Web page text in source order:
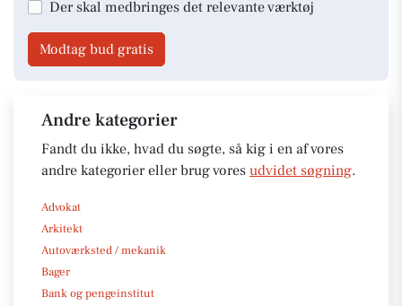
Der skal medbringes det relevante værktøj
Modtag bud gratis
Andre kategorier
Fandt du ikke, hvad du søgte, så kig i en af vores
andre kategorier eller brug vores udvidet søgning.
Advokat
Arkitekt
Autoværksted / mekanik
Bager
Bank og pengeinstitut